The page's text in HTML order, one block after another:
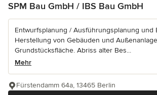
SPM Bau GmbH / IBS Bau GmbH
Entwurfsplanung / Ausführungsplanung und
Herstellung von Gebäuden und
Grundstücksfläche. Abriss alter Bes...
Mehr
Fürstendamm 64a, 13465 Berlin